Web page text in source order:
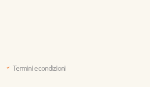
Termini e condizioni